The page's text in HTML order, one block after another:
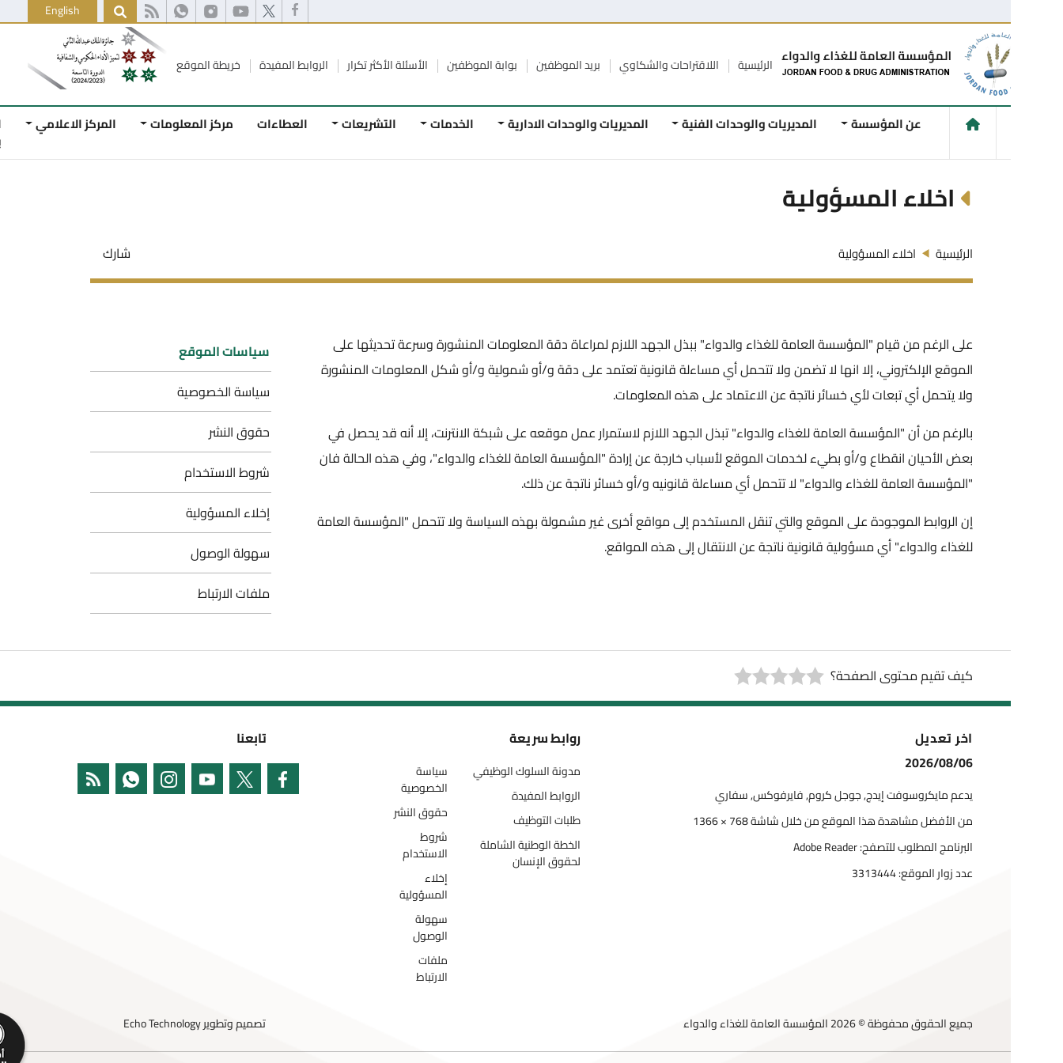
English
الرئيسية اللاقتراحات والشكاوي بريد الموظفين بوابة الموظفين الأسئلة الأكثر تكرار الروابط المفيدة خريطة الموقع
عن المؤسسة المديريات والوحدات الفنية المديريات والوحدات الادارية الخدمات التشريعات العطاءات مركز المعلومات المركز الاعلامي اتصل
بنا
اخلاء المسؤولية
اخلاء المسؤولية
على الرغم من قيام "المؤسسة العامة للغذاء والدواء" ببذل الجهد اللازم لمراعاة دقة المعلومات المنشورة وسرعة تحديثها على
الموقع الإلكتروني، إلا انها لا تضمن ولا تتحمل أي مساءلة قانونية تعتمد على دقة و/أو شمولية و/أو شكل المعلومات المنشورة
ولا يتحمل أي تبعات لأي خسائر ناتجة عن الاعتماد على هذه المعلومات.
بالرغم من أن "المؤسسة العامة للغذاء والدواء" تبذل الجهد اللازم لاستمرار عمل موقعه على شبكة الانترنت، إلا أنه قد يحصل في
بعض الأحيان انقطاع و/أو بطيء لخدمات الموقع لأسباب خارجة عن إرادة "المؤسسة العامة للغذاء والدواء"، وفي هذه الحالة فان
"المؤسسة العامة للغذاء والدواء" لا تتحمل أي مساءلة قانونيه و/أو خسائر ناتجة عن ذلك.
إن الروابط الموجودة على الموقع والتي تنقل المستخدم إلى مواقع أخرى غير مشمولة بهذه السياسة ولا تتحمل "المؤسسة العامة
للغذاء والدواء" أي مسؤولية قانونية ناتجة عن الانتقال إلى هذه المواقع.
سياسات الموقع
سياسة الخصوصية
حقوق النشر
شروط الاستخدام
إخلاء المسؤولية
سهولة الوصول
ملفات الارتباط
كيف تقيم محتوى الصفحة؟
اخر تعديل
2026/08/06
يدعم مايكروسوفت إيدج, جوجل كروم, فايرفوكس, سفاري
من الأفضل مشاهدة هذا الموقع من خلال شاشة 768 × 1366
البرنامج المطلوب للتصفح: Adobe Reader
عدد زوار الموقع:3313444
روابط سريعة
مدونة السلوك الوظيفي
الروابط المفيدة
طلبات التوظيف
الخطة الوطنية الشاملة
لحقوق الإنسان
سياسة
حقوق النشر
شروط
الاستخدام
جميع الحقوق محفوظة © 2026 المؤسسة العامة للغذاء والدواء تصميم وتطويرEcho Technology